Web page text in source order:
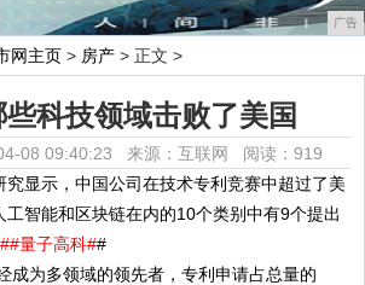
广告
网主页 > 房产 > 正文 >
科技领域击败了美国
08 09:40:23 来源：互联网 阅读：919
究显示，中国公司在技术专利竞赛中超过了美
工智能和区块链在内的10个类别中有9个提出
#量子高科##
成为多领域的领先者，专利申请占总量的